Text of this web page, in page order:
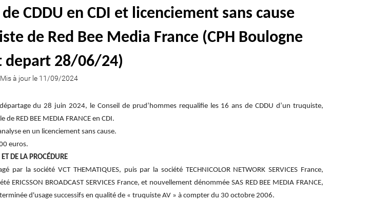
CDDU en CDI et licenciement sans cause
de Red Bee Media France (CPH Boulogne
depart 28/06/24)
Mis à jour le 11/09/2024
du 28 juin 2024, le Conseil de prud’hommes requalifie les 16 ans de CDDU d’un truquiste,
RED BEE MEDIA FRANCE en CDI.
en un licenciement sans cause.
euros.
DE LA PROCÉDURE
par la société VCT THEMATIQUES, puis par la société TECHNICOLOR NETWORK SERVICES France,
ERICSSON BROADCAST SERVICES France, et nouvellement dénommée SAS RED BEE MEDIA FRANCE,
d'usage successifs en qualité de « truquiste AV » à compter du 30 octobre 2006.